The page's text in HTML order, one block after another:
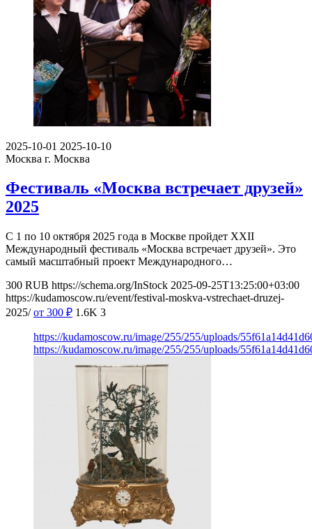
2025-10-01 2025-10-10
Москва г. Москва
Фестиваль «Москва встречает друзей»
2025
С 1 по 10 октября 2025 года в Москве пройдет XXII
Международный фестиваль «Москва встречает друзей». Это
самый масштабный проект Международного…
300 RUB https://schema.org/InStock 2025-09-25T13:25:00+03:00
https://kudamoscow.ru/event/festival-moskva-vstrechaet-druzej-
2025/ от 300 ₽ 1.6K 3
https://kudamoscow.ru/image/255/255/uploads/
https://kudamoscow.ru/image/255/255/uploads/